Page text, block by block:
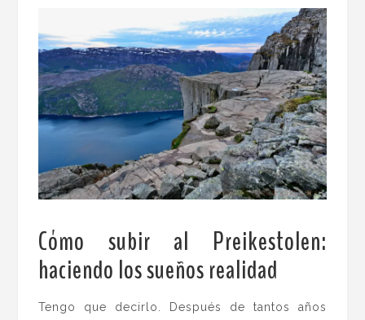
Cómo subir al Preikestolen:
haciendo los sueños realidad
Tengo que decirlo. Después de tantos años